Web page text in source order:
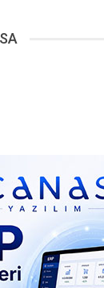
derinlik
haritasını
altında